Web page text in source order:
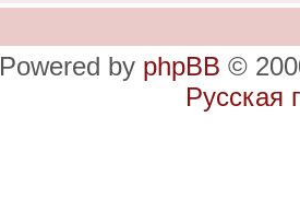
Powered by phpBB ©
Русская